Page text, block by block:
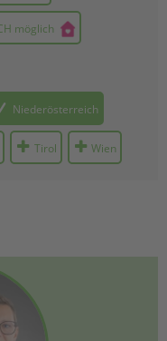
möglich
Nieder­österreich
Tirol Wien